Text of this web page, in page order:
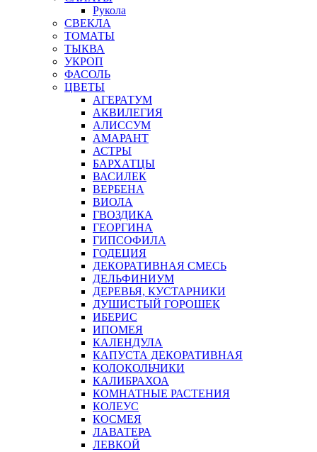
Рукола
СВЕКЛА
ТОМАТЫ
ТЫКВА
УКРОП
ФАСОЛЬ
ЦВЕТЫ
АГЕРАТУМ
АКВИЛЕГИЯ
АЛИССУМ
АМАРАНТ
АСТРЫ
БАРХАТЦЫ
ВАСИЛЕК
ВЕРБЕНА
ВИОЛА
ГВОЗДИКА
ГЕОРГИНА
ГИПСОФИЛА
ГОДЕЦИЯ
ДЕКОРАТИВНАЯ СМЕСЬ
ДЕЛЬФИНИУМ
ДЕРЕВЬЯ, КУСТАРНИКИ
ДУШИСТЫЙ ГОРОШЕК
ИБЕРИС
ИПОМЕЯ
КАЛЕНДУЛА
КАПУСТА ДЕКОРАТИВНАЯ
КОЛОКОЛЬЧИКИ
КАЛИБРАХОА
КОМНАТНЫЕ РАСТЕНИЯ
КОЛЕУС
КОСМЕЯ
ЛАВАТЕРА
ЛЕВКОЙ